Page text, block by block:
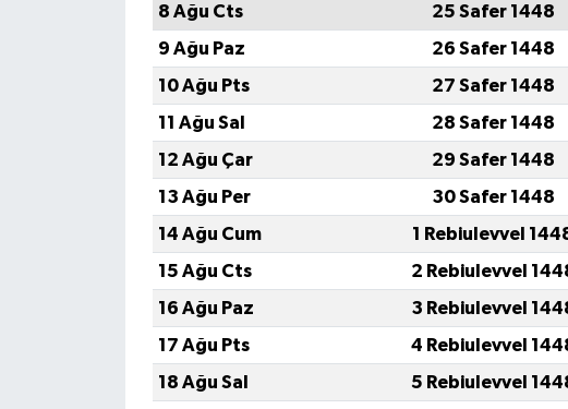
8 Ağu Cts
25 Safer 1448
9 Ağu Paz
26 Safer 1448
10 Ağu Pts
27 Safer 1448
11 Ağu Sal
28 Safer 1448
12 Ağu Çar
29 Safer 1448
13 Ağu Per
30 Safer 1448
14 Ağu Cum
1 Rebiulevvel
15 Ağu Cts
2 Rebiulevvel
16 Ağu Paz
3 Rebiulevvel
17 Ağu Pts
4 Rebiulevvel
18 Ağu Sal
5 Rebiulevvel